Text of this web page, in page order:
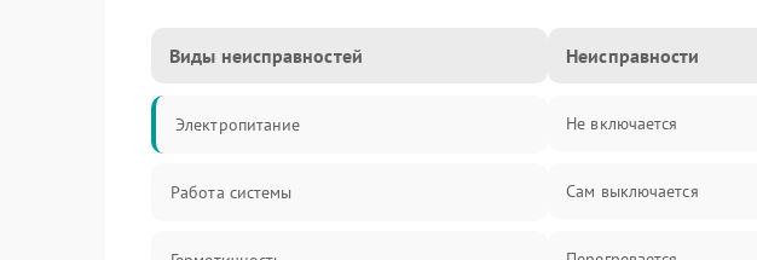
Виды неисправностей
Электропитание
Работа системы
Неисправности
Не включается
Сам выключается